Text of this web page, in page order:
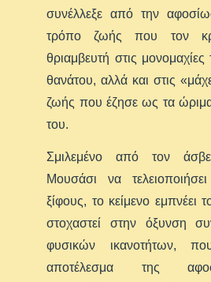
συνέλλεξε από την
τρόπο ζωής που τον
θριαμβευτή στις
θανάτου, αλλά και στις
ζωής που έζησε ως τα
του.
Σμιλεμένο από τον
Μουσάσι να
ξίφους, το κείμενο εμπνέει
στοχαστεί στην όξυνση
φυσικών ικανοτήτων,
αποτέλεσμα της